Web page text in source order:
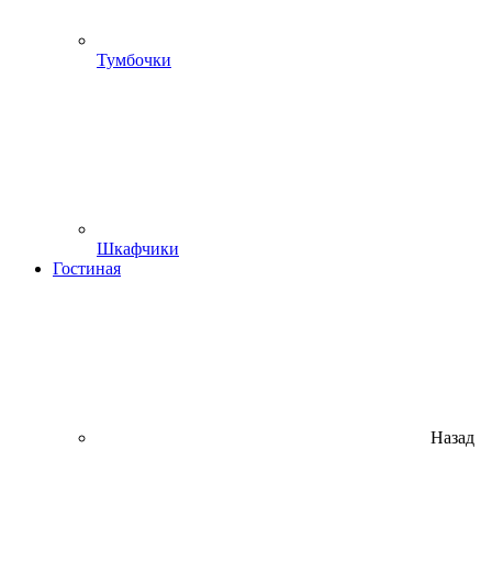
Тумбочки
Шкафчики
Гостиная
Назад